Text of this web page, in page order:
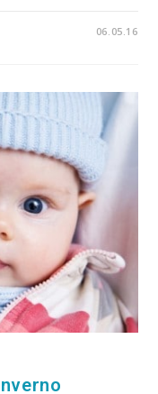
06.05.16